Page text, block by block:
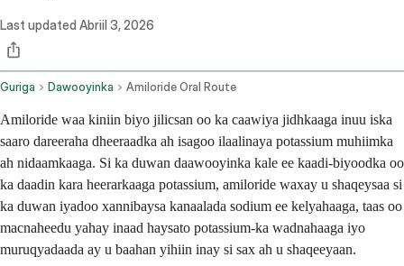
Last updated Abriil 3, 2026
Guriga Dawooyinka Amiloride Oral Route
Amiloride waa kiniin biyo jilicsan oo ka caawiya jidhkaaga inuu iska
saaro dareeraha dheeraadka ah isagoo ilaalinaya potassium muhiimka
ah nidaamkaaga. Si ka duwan daawooyinka kale ee kaadi-biyoodka oo
ka daadin kara heerarkaaga potassium, amiloride waxay u shaqeysaa si
ka duwan iyadoo xannibaysa kanaalada sodium ee kelyahaaga, taas oo
macnaheedu yahay inaad haysato potassium-ka wadnahaaga iyo
muruqyadaada ay u baahan yihiin inay si sax ah u shaqeeyaan.